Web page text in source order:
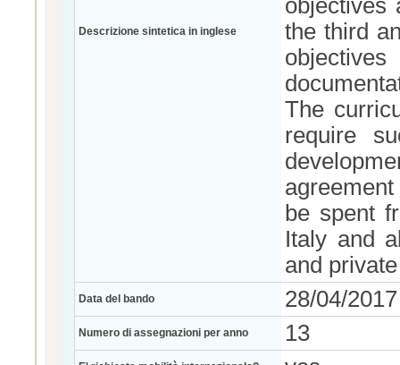
Descrizione sintetica in inglese
objectives
the third
The
require
be spent
Italy and
and
Data del bando 28/04/2017
Numero di assegnazioni per anno 13